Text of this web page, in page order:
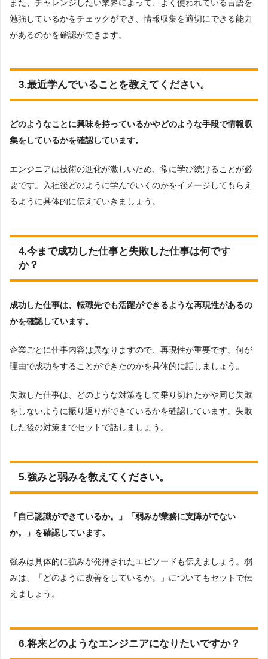
また、チャレンジしたい業界によって、よく使われている言語を
勉強しているかをチェックができ、情報収集を適切にできる能力
があるのかを確認ができます。
3.最近学んでいることを教えてください。
どのようなことに興味を持っているかやどのような手段で情報収
集をしているかを確認しています。
エンジニアは技術の進化が激しいため、常に学び続けることが必
要です。入社後どのように学んでいくのかをイメージしてもらえ
るように具体的に伝えていきましょう。
4.今まで成功した仕事と失敗した仕事は何です
か？
成功した仕事は、転職先でも活躍ができるような再現性があるの
かを確認しています。
企業ごとに仕事内容は異なりますので、再現性が重要です。何が
理由で成功をすることができたのかを具体的に話しましょう。
失敗した仕事は、どのような対策をして乗り切れたかや同じ失敗
をしないように振り返りができているかを確認しています。失敗
した後の対策までセットで話しましょう。
5.強みと弱みを教えてください。
「自己認識ができているか。」「弱みが業務に支障がでない
か。」を確認しています。
強みは具体的に強みが発揮されたエピソードも伝えましょう。弱
みは、「どのように改善をしているか。」についてもセットで伝
えましょう。
6.将来どのようなエンジニアになりたいですか？